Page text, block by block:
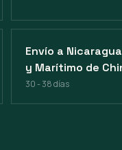
Envío a
y Marítimo de
30 - 38 días